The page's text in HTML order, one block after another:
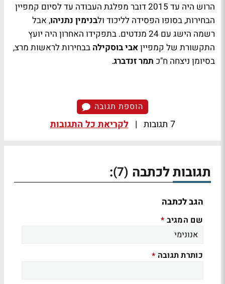
הרוש היה עד 2015 דובר מפלגת העבודה עד לסיום קמפיין
הבחירות, בסופו הפסידה לליכוד ולבנימין נתניהו, אבל
רשמה הישג עם 24 מנדטים. בתפקידו האחרון היה יועץ
התקשורת של קמפייןאבי בוסקילה בבחירות לראשות מרצ,
בסיומן ניצחה ח"כ תמר זנדברג.
הוספת תגובה
7 תגובות | לקריאת כל התגובות
תגובות לכתבה (7)
:
הגב לכתבה
שם המגיב *
כותרת תגובה *